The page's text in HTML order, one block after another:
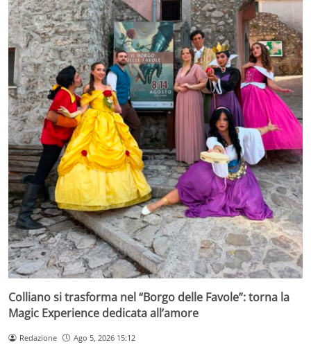
Colliano si trasforma nel “Borgo delle Favole”: torna la
Magic Experience dedicata all’amore
Redazione Ago 5, 2026 15:12